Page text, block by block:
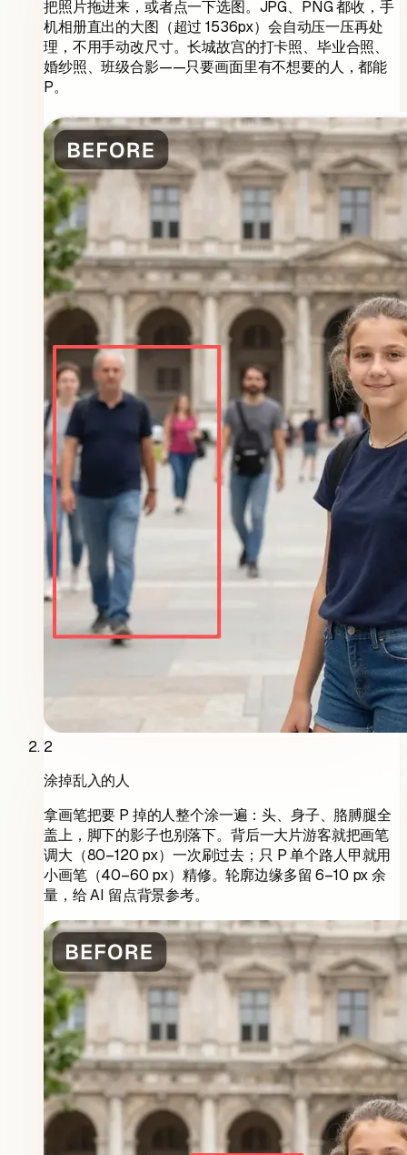
把照片拖进来，或者点一下选图。JPG、PNG 都收，手
机相册直出的大图（超过 1536px）会自动压一压再处
理，不用手动改尺寸。长城故宫的打卡照、毕业合照、
婚纱照、班级合影——只要画面里有不想要的人，都能
P。
2
涂掉乱入的人
拿画笔把要 P 掉的人整个涂一遍：头、身子、胳膊腿全
盖上，脚下的影子也别落下。背后一大片游客就把画笔
调大（80–120 px）一次刷过去；只 P 单个路人甲就用
小画笔（40–60 px）精修。轮廓边缘多留 6–10 px 余
量，给 AI 留点背景参考。